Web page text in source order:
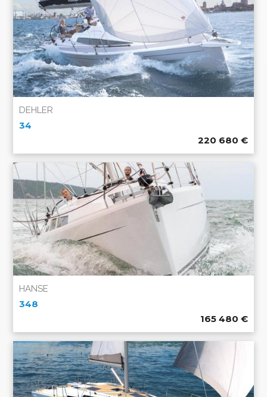
DEHLER
34
220 680 €
HANSE
348
165 480 €